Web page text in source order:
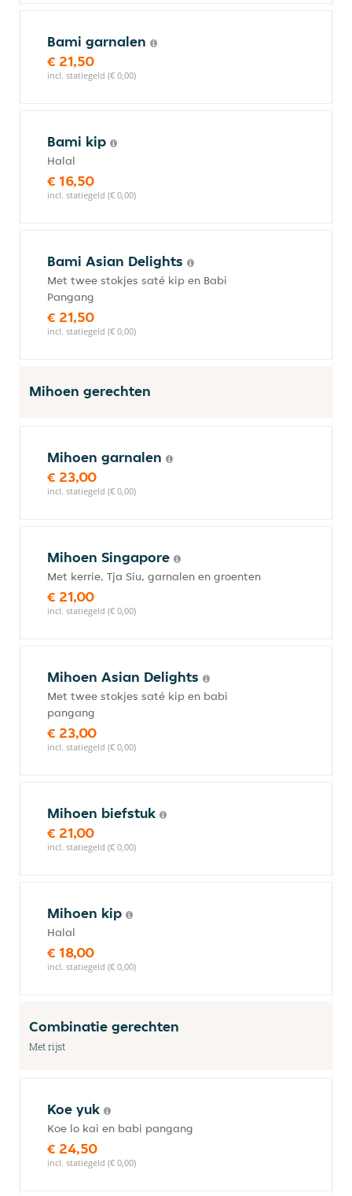
Bami garnalen
€ 21,50
incl. statiegeld (€ 0,00)
Bami kip
Halal
€ 16,50
incl. statiegeld (€ 0,00)
Bami Asian Delights
Met twee stokjes saté kip en Babi
Pangang
€ 21,50
incl. statiegeld (€ 0,00)
Mihoen gerechten
Mihoen garnalen
€ 23,00
incl. statiegeld (€ 0,00)
Mihoen Singapore
Met kerrie, Tja Siu, garnalen en groenten
€ 21,00
incl. statiegeld (€ 0,00)
Mihoen Asian Delights
Met twee stokjes saté kip en babi
pangang
€ 23,00
incl. statiegeld (€ 0,00)
Mihoen biefstuk
€ 21,00
incl. statiegeld (€ 0,00)
Mihoen kip
Halal
€ 18,00
incl. statiegeld (€ 0,00)
Combinatie gerechten
Met rijst
Koe yuk
Koe lo kai en babi pangang
€ 24,50
incl. statiegeld (€ 0,00)